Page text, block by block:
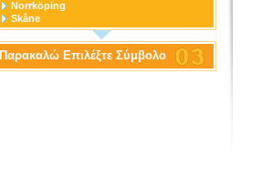
Norrköping
Skåne
Stockholm
Stockholm stad
Södermanland
Uppsala
Παρακαλώ Επιλέξτε Σύμβολο